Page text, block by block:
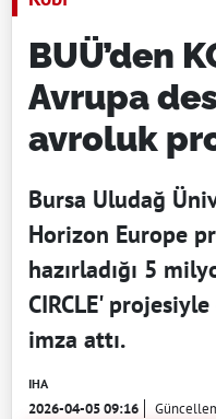
BUÜ’den
Avrupa
avroluk
Bursa Uludağ
Horizon Europe
hazırladığı 5
CIRCLE'
imza attı.
IHA
2026-04-05 09:16